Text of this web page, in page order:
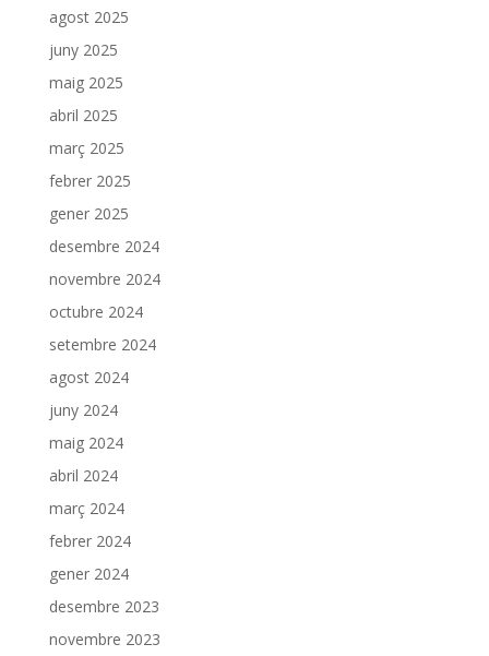
agost 2025
juny 2025
maig 2025
abril 2025
març 2025
febrer 2025
gener 2025
desembre 2024
novembre 2024
octubre 2024
setembre 2024
agost 2024
juny 2024
maig 2024
abril 2024
març 2024
febrer 2024
gener 2024
desembre 2023
novembre 2023